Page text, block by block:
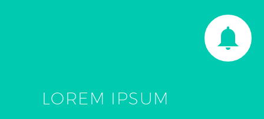


LOREM IPSUM